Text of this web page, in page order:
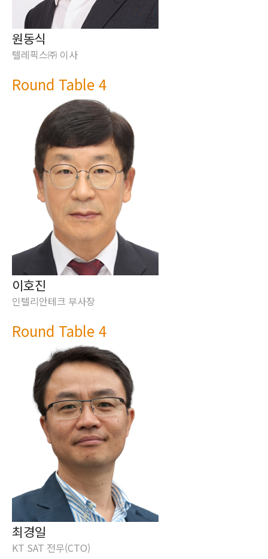
원동식
텔레픽스㈜ 이사
Round Table 4
이호진
인텔리안테크 부사장
Round Table 4
최경일
KT SAT 전무(CTO)